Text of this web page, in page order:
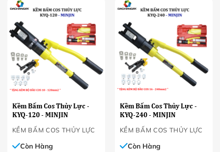
KỀM BẤM COS THỦY LỰC
Kềm Bấm Cos Thủy Lực -
KYQ-120 - MINJIN
Còn Hàng
KỀM BẤM COS THỦY LỰC
Kềm Bấm Cos Thủy Lực -
KYQ-240 - MINJIN
Còn Hàng